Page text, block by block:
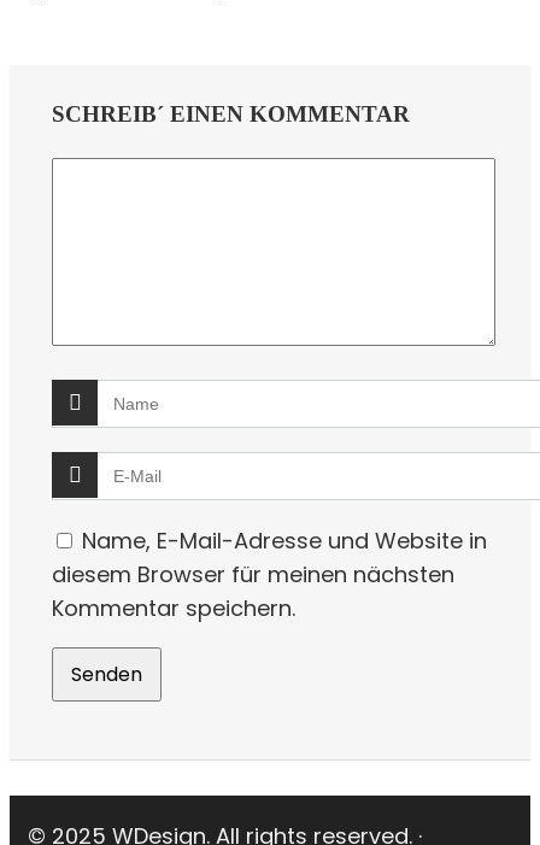
SCHREIB´ EINEN KOMMENTAR
Name, E-Mail-Adresse und Website in
diesem Browser für meinen nächsten
Kommentar speichern.
© 2025 WDesign. All rights reserved. ·